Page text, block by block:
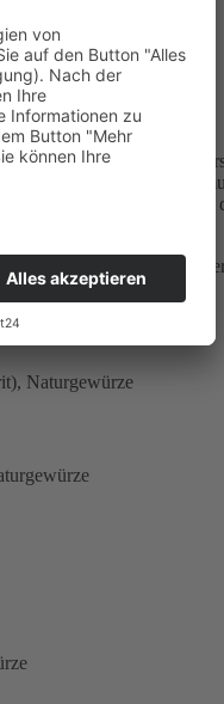
– KEIN Genfutter
aus den USA. Ihren
ist ihr hoher
Duroc-Schweine – wie
freuen wir uns auch
Naturgewürze